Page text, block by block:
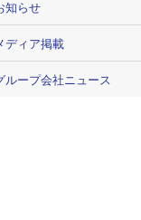
知らせ
ディア掲載
ループ会社ニュース